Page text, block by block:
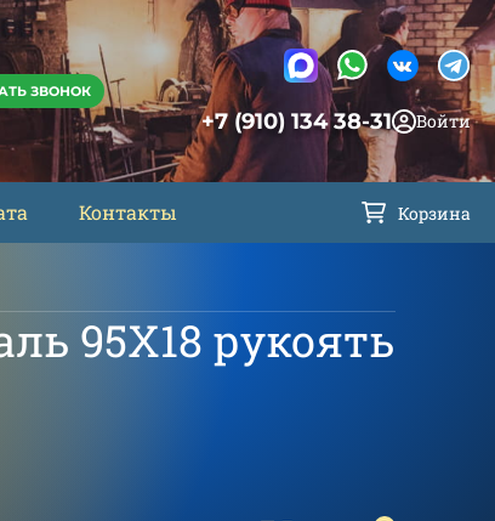
ЗВОНОК
+7 (910) 134 38-31 Войти
Контакты Корзина
95Х18 рукоять